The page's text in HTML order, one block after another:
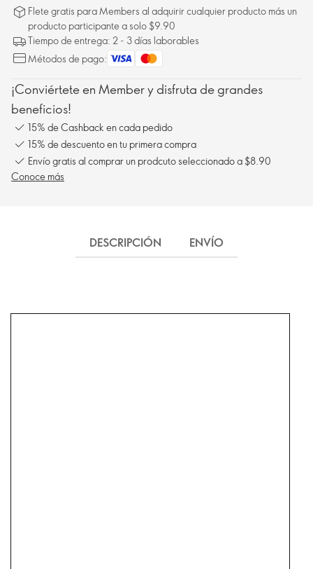
Flete gratis para Members al adquirir cualquier producto más un
producto participante a solo $9.90
Tiempo de entrega: 2 - 3 días laborables
Métodos de pago:
¡Conviértete en Member y disfruta de grandes
beneficios!
15% de Cashback en cada pedido
15% de descuento en tu primera compra
Envío gratis al comprar un prodcuto seleccionado a $8.90
Conoce más
DESCRIPCIÓN ENVÍO